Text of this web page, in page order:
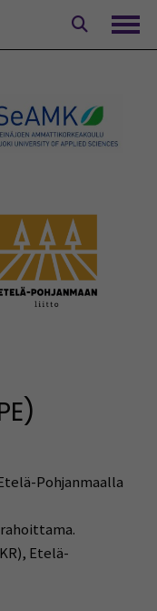
Pohjanmaalla
Etelä-